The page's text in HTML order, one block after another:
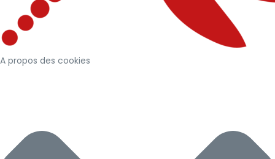
A propos des cookies